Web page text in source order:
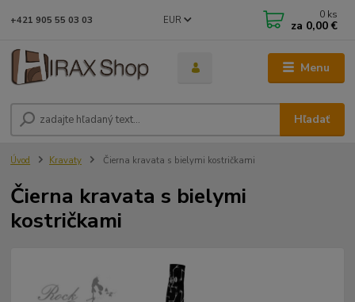
Menu
EUR
Hľadať
+421 905 55 03 03 0 ks
za 0,00 €
Úvod Kravaty Čierna kravata s bielymi kostričkami
Čierna kravata s bielymi
kostričkami